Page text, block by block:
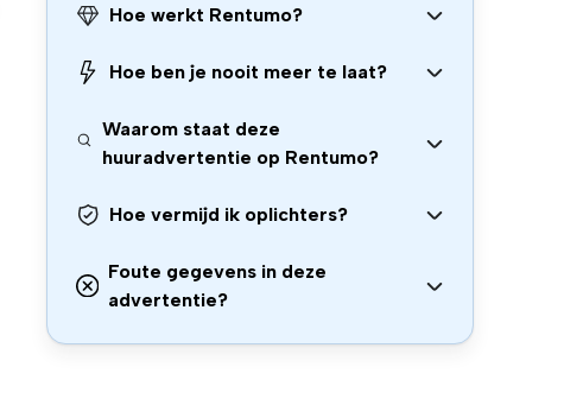
Hoe werkt Rentumo?
Hoe ben je nooit meer te laat?
Waarom staat deze
huuradvertentie op Rentumo?
Hoe vermijd ik oplichters?
Foute gegevens in deze
advertentie?